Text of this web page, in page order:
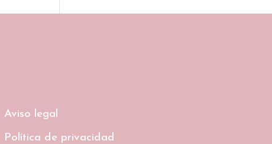
Aviso legal
Política de privacidad